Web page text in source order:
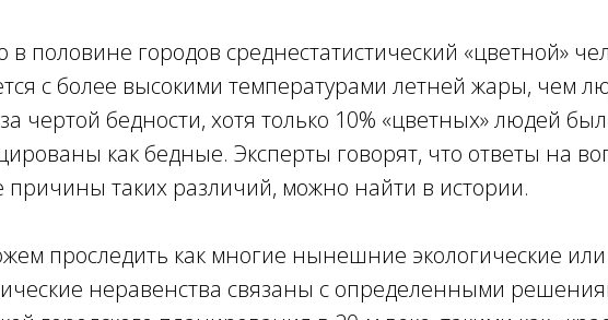
половине городов среднестатистический «цветной»
с более высокими температурами летней жары, чем
чертой бедности, хотя только 10% «цветных» людей
как бедные. Эксперты говорят, что ответы на
причины таких различий, можно найти в истории.
проследить как многие нынешние экологические
неравенства связаны с определенными